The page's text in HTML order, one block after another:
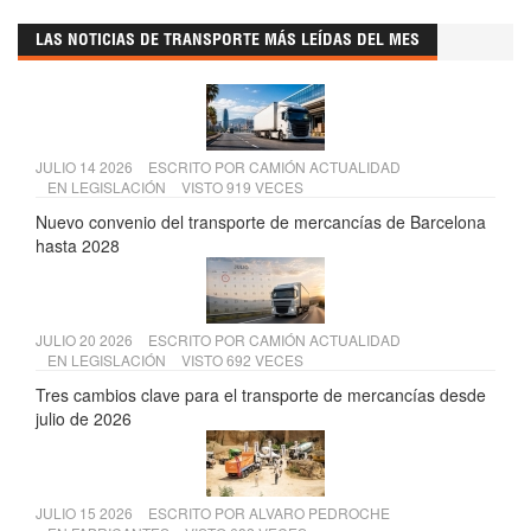
LAS NOTICIAS DE TRANSPORTE MÁS LEÍDAS DEL MES
JULIO 14 2026 ESCRITO POR CAMIÓN ACTUALIDAD
EN LEGISLACIÓN VISTO 919 VECES
Nuevo convenio del transporte de mercancías de Barcelona
hasta 2028
JULIO 20 2026 ESCRITO POR CAMIÓN ACTUALIDAD
EN LEGISLACIÓN VISTO 692 VECES
Tres cambios clave para el transporte de mercancías desde
julio de 2026
JULIO 15 2026 ESCRITO POR ALVARO PEDROCHE